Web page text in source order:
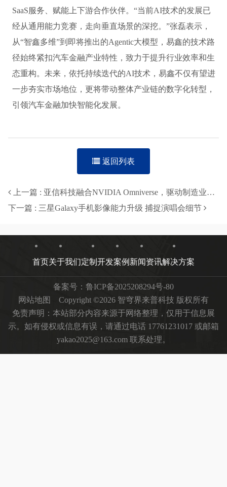
SaaS服务、赋能上下游合作伙伴。“当前AI技术的发展已
经从通用能力竞赛，走向垂直场景的深挖。”张磊表示，
从“智鑫多维”到即将推出的Agentic大模型，易鑫的技术路
径始终紧扣汽车金融产业特性，致力于提升行业效率和生
态重构。未来，依托持续迭代的AI技术，易鑫不仅有望进
一步夯实市场地位，更将带动整体产业链的数字化转型，
引领汽车金融加快智能化发展。
返回列表
上一篇 : 亚信科技融合NVIDIA Omniverse，驱动制造业向“智造”跃升
下一篇 : 三星Galaxy手机影像能力升级 捕捉演唱会细节
首页关于我们定制开发案例 新闻资讯解决方案
备案号： 鲁ICP备2025208294号-80
网站地图
Copyright ©2026 智穹界来普科技 版权所有
免责声明：本站部分内容来源于网络整理，仅用于信息展
示。如有侵权或信息有误，请通过电话 17761231017 或邮箱
yakao2025@163.com 联系处理。